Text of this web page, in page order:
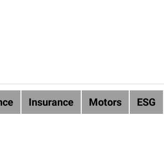
Insurance Motors ESG